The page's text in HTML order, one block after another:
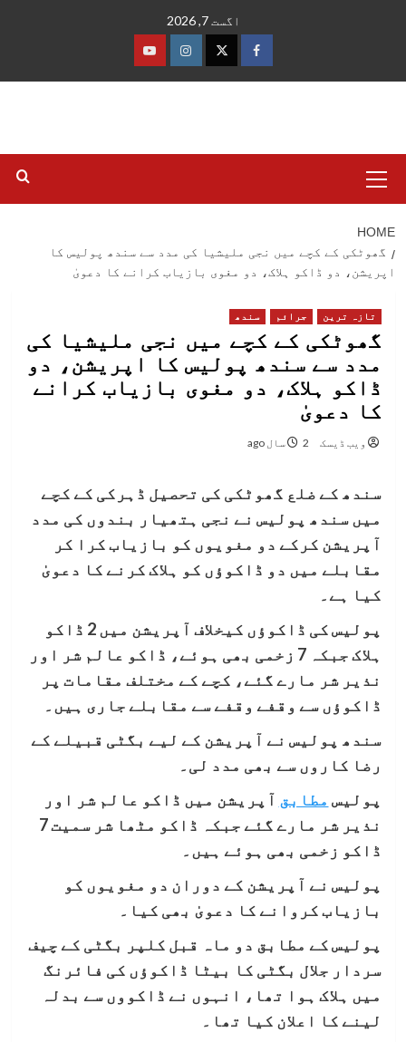
اگست 7, 2026
فیس
ٹوئٹرانسٹاگرام
یوٹیوب
Menu
HOME
گھوٹکی کے کچے میں نجی ملیشیا کی مدد سے سندھ پولیس کا
اپریشن، دو ڈاکو ہلاک، دو مغوی بازیاب کرانے کا دعویٰ
تازہ ترین جرائم سندھ
گھوٹکی کے کچے میں نجی ملیشیا کی
مدد سے سندھ پولیس کا اپریشن، دو
ڈاکو ہلاک، دو مغوی بازیاب کرانے
کا دعویٰ
ویب ڈیسک 2 سال ago
سندھ کے ضلع گھوٹکی کی تحصیل ڈہرکی کے کچے
میں سندھ پولیس نے نجی ہتھیار بندوں کی مدد
آپریشن کرکے دو مغویوں کو بازیاب کرا کر
مقابلے میں دو ڈاکوؤں کو ہلاک کرنے کا دعویٰ
کیا ہے۔
پولیس کی ڈاکوؤں کیخلاف آپریشن میں 2 ڈاکو
ہلاک جبکہ 7 زخمی بھی ہوئے، ڈاکو عالم شر اور
نذیر شر مارے گئے، کچے کے مختلف مقامات پر
ڈاکوؤں سے وقفے وقفے سے مقابلے جاری ہیں۔
سندھ پولیس نے آپریشن کے لیے بگٹی قبیلے کے
رضا کاروں سے بھی مدد لی۔
پولیس مطابق آپریشن میں ڈاکو عالم شر اور
نذیر شر مارے گئے جبکہ ڈاکو مٹھا شر سمیت 7
ڈاکو زخمی بھی ہوئے ہیں۔
پولیس نے آپریشن کے دوران دو مغویوں کو
بازیاب کروانے کا دعویٰ بھی کیا۔
پولیس کے مطابق دو ماہ قبل کلپر بگٹی کے چیف
سردار جلال بگٹی کا بیٹا ڈاکوؤں کی فائرنگ
میں ہلاک ہوا تھا، انہوں نے ڈاکووں سے بدلہ
لینے کا اعلان کیا تھا۔